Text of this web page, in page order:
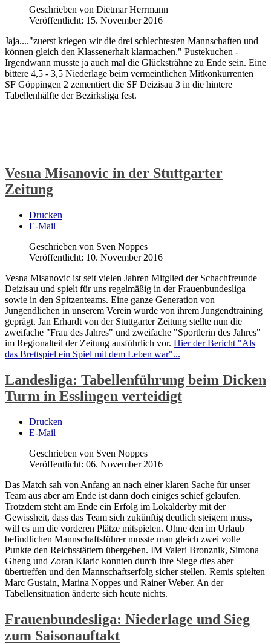
Geschrieben von Dietmar Herrmann
Veröffentlicht: 15. November 2016
Jaja...."zuerst kriegen wir die drei schlechtesten Mannschaften und
können gleich den Klassenerhalt klarmachen." Pustekuchen -
Irgendwann musste ja auch mal die Glücksträhne zu Ende sein. Eine
bittere 4,5 - 3,5 Niederlage beim vermeintlichen Mitkonkurrenten
SF Göppingen 2 zementiert die SF Deizisau 3 in die hintere
Tabellenhälfte der Bezirksliga fest.
Vesna Misanovic in der Stuttgarter
Zeitung
Drucken
E-Mail
Geschrieben von Sven Noppes
Veröffentlicht: 10. November 2016
Vesna Misanovic ist seit vielen Jahren Mitglied der Schachfreunde
Deizisau und spielt für uns regelmäßig in der Frauenbundesliga
sowie in den Spitzenteams. Eine ganze Generation von
Jungendlichen in unserem Verein wurde von ihrem Jungendtraining
geprägt. Jan Erhardt von der Stuttgarter Zeitung stellte nun die
zweifache "Frau des Jahres" und zweifache "Sportlerin des Jahres"
im Regionalteil der Zeitung ausführlich vor. Hier der Bericht "Als
das Brettspiel ein Spiel mit dem Leben war"...
Landesliga: Tabellenführung beim Dicken
Turm in Esslingen verteidigt
Drucken
E-Mail
Geschrieben von Sven Noppes
Veröffentlicht: 06. November 2016
Das Match sah von Anfang an nach einer klaren Sache für unser
Team aus aber am Ende ist dann doch einiges schief gelaufen.
Trotzdem steht am Ende ein Erfolg im Lokalderby mit der
Gewissheit, dass das Team sich zukünftig deutlich steigern muss,
will es um die vorderen Plätze mitspielen. Ohne den im Urlaub
befindlichen Mannschaftsführer musste man gleich zwei volle
Punkte den Reichsstättern übergeben. IM Valeri Bronznik, Simona
Gheng und Zoran Klaric konnten durch ihre Siege dies aber
übertreffen und den Mannschaftserfolg sicher stellen. Remis spielten
Marc Gustain, Marina Noppes und Rainer Weber. An der
Tabellensituation änderte sich heute nichts.
Frauenbundesliga: Niederlage und Sieg
zum Saisonauftakt